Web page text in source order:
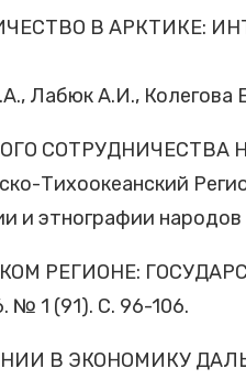
В АРКТИКЕ:
Лабюк А.И., Колегова
СОТРУДНИЧЕСТВА
Тихоокеанский
и этнографии
РЕГИОНЕ:
№ 1 (91). С. 96-106.
В ЭКОНОМИКУ